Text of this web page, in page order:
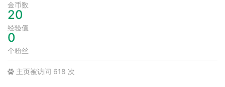
金币数
20
经验值
0
个粉丝
主页被访问 618 次